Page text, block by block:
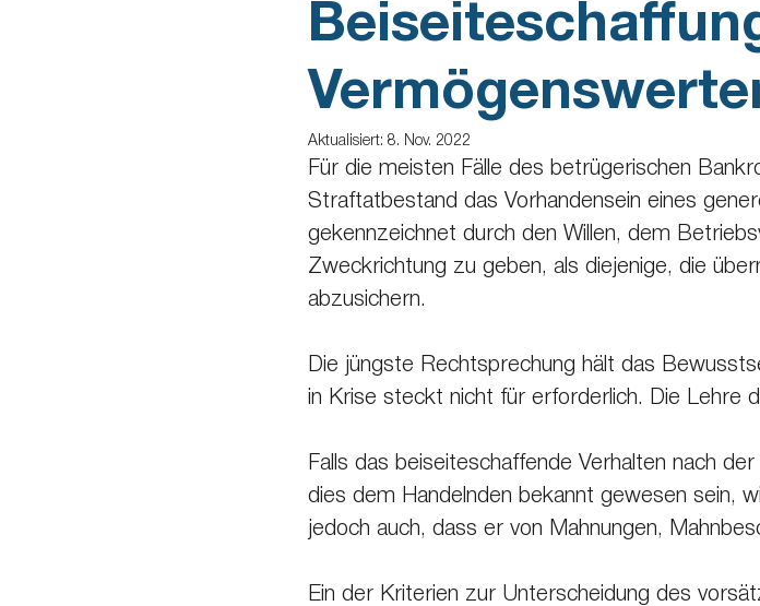
Aktualisiert: 8. Nov. 2022
Für die meisten Fälle des betrügerischen
Straftatbestand das Vorhandensein eines
gekennzeichnet durch den Willen, dem
Zweckrichtung zu geben, als diejenige, die
abzusichern.
Die jüngste Rechtsprechung hält das
in Krise steckt nicht für erforderlich. Die Lehre
Falls das beiseiteschaffende Verhalten nach
dies dem Handelnden bekannt gewesen sein,
jedoch auch, dass er von Mahnungen,
Ein der Kriterien zur Unterscheidung des